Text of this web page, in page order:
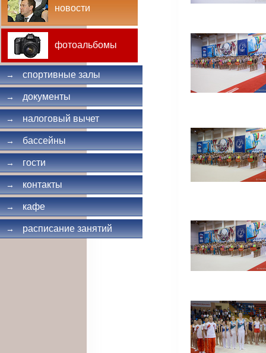
новости
фотоальбомы
→ спортивные залы
→ документы
→ налоговый вычет
→ бассейны
→ гости
→ контакты
→ кафе
→ расписание занятий